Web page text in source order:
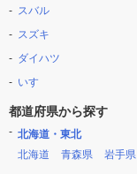
スバル
スズキ
ダイハツ
いすゞ
都道府県から探す
北海道・東北
北海道
青森県 岩手県